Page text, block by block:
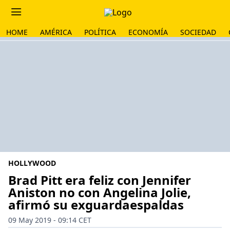
HOME AMÉRICA POLÍTICA ECONOMÍA SOCIEDAD
HOLLYWOOD
Brad Pitt era feliz con Jennifer
Aniston no con Angelina Jolie,
afirmó su exguardaespaldas
09 May 2019 - 09:14 CET